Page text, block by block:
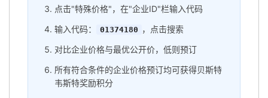
点击"特殊价格"，在"企业ID"栏输入代码
输入代码：
01374180 ，点击搜索
对比企业价格与最优公开价，低则预订
所有符合条件的企业价格预订均可获得贝斯特
韦斯特奖励积分